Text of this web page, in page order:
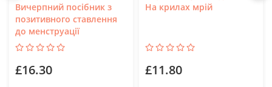
Вичерпний посібник з
позитивного ставлення
до менструації
£16.30
На крилах мрій
£11.80